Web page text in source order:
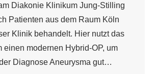
Diakonie Klinikum Jung-Stilling
Patienten aus dem Raum Köln
Klinik behandelt. Hier nutzt das
einen modernen Hybrid-OP, um
Diagnose Aneurysma gut…